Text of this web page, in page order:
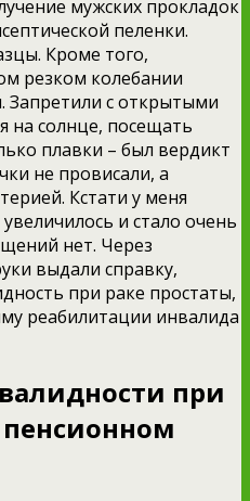
мужских прокладок
пеленки.
Кроме того,
резком колебании
Запретили с открытыми
на солнце, посещать
плавки – был вердикт
не провисали, а
Кстати у меня
и стало очень
нет. Через
выдали справку,
при раке простаты,
реабилитации инвалида
при
пенсионном